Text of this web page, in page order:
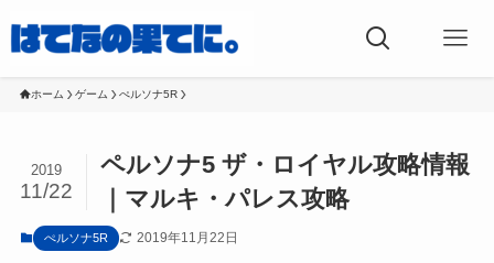
ホーム ゲーム ぺルソナ5R
ペルソナ5 ザ・ロイヤル攻略情報
｜マルキ・パレス攻略
2019
11/22
ぺルソナ5R 2019年11月22日